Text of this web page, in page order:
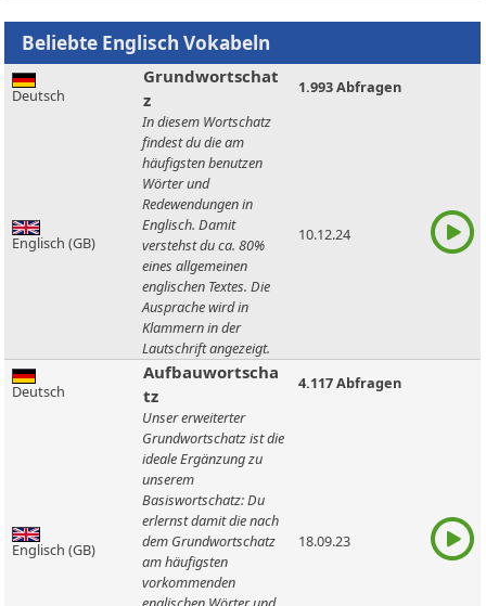
Deutsch
Grundwortschat
z
1.993 Abfragen
Englisch (GB)
In diesem Wortschatz
findest du die am
häufigsten benutzen
Wörter und
Redewendungen in
Englisch. Damit
verstehst du ca. 80%
eines allgemeinen
englischen Textes. Die
Ausprache wird in
Klammern in der
Lautschrift angezeigt.
10.12.24
Deutsch
Aufbauwortscha
tz
4.117 Abfragen
Englisch (GB)
Unser erweiterter
Grundwortschatz ist die
ideale Ergänzung zu
unserem
Basiswortschatz: Du
erlernst damit die nach
dem Grundwortschatz
am häufigsten
vorkommenden
18.09.23